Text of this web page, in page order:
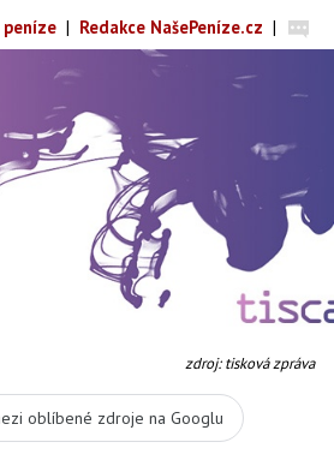
peníze | Redakce NašePeníze.cz |
zdroj: tisková zpráva
oblíbené zdroje na Googlu